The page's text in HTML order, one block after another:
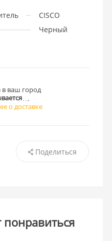
CISCO
Черный
в ваш город
о доставке
Поделиться